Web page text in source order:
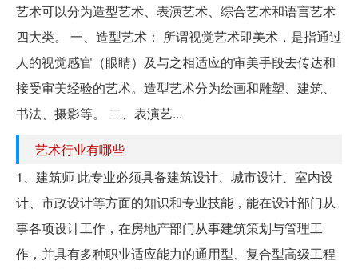
艺术可以分为造型艺术、表演艺术、综合艺术和语言艺术
四大类。 一、造型艺术： 所谓视觉艺术即美术，是指通过
人的视觉感官（眼睛）及与之相适应的审美手段去传达和
接受审美经验的艺术。造型艺术分为绘画和雕塑、建筑、
书法、摄影等。 二、表演艺...
艺术行业有哪些
1、建筑师 此专业必须具备建筑设计、城市设计、室内设
计、市政设计等方面的知识和专业技能，能在设计部门从
事各项设计工作，在房地产部门从事建筑策划与管理工
作，并具有多种职业适应能力的通用型、复合型高级工程